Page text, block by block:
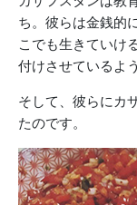
ち。彼らは金銭的
こでも生きていけ
付けさせているよ
そして、彼らにカ
たのです。